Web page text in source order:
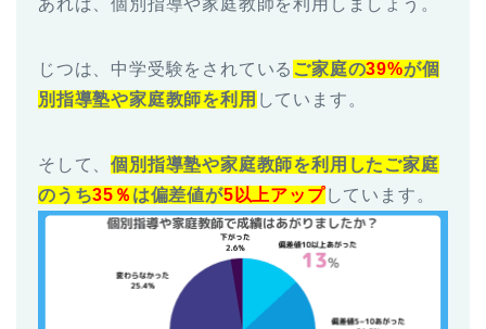
あれば、個別指導や家庭教師を利用しましょう。
じつは、中学受験をされている ご家庭の39%が個
別指導塾や家庭教師を利用 しています。
そして、個別指導塾や家庭教師を利用したご家庭
のうち35％ は偏差値が5以上アップしています。